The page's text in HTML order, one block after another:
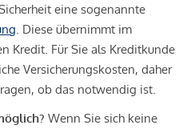
eine sogenannte
. Diese übernimmt im
Kredit. Für Sie als Kreditkunde
Versicherungskosten, daher
ob das notwendig ist.
Wenn Sie sich keine